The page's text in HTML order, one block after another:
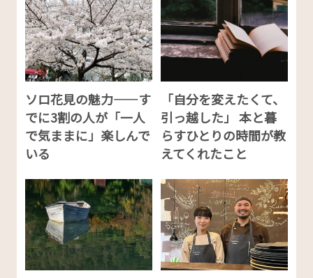
ソロ花見の魅力——す
でに3割の人が「一人
で気ままに」楽しんで
いる
「自分を変えたくて、
引っ越した」 本と暮
らすひとりの時間が教
えてくれたこと